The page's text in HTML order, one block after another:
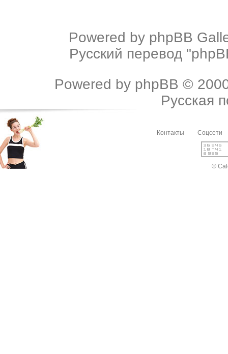
Powered by phpBB
Русский перевод
Powered by phpBB ©
Русская
Контакты Соцсети
©